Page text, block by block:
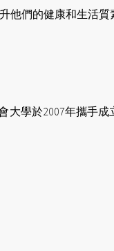
們的健康和生活質
學於2007年攜手成